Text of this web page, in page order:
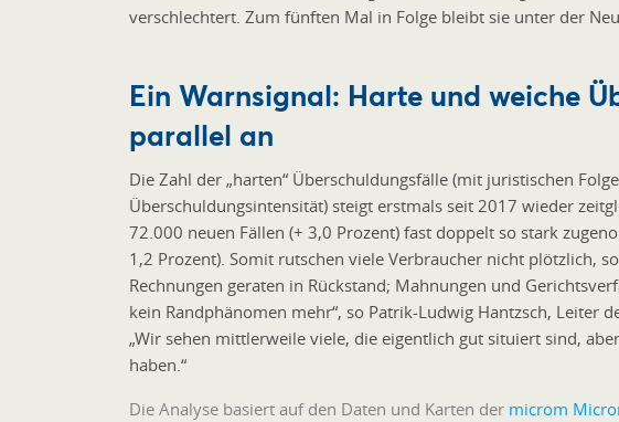
verschlechtert. Zum fünften Mal in Folge bleibt sie unter der
Ein Warnsignal: Harte und weiche
parallel an
Die Zahl der „harten“ Überschuldungsfälle (mit juristischen
Überschuldungsintensität) steigt erstmals seit 2017 wieder
72.000 neuen Fällen (+ 3,0 Prozent) fast doppelt so stark
1,2 Prozent). Somit rutschen viele Verbraucher nicht plötzlich,
Rechnungen geraten in Rückstand; Mahnungen und
kein Randphänomen mehr“, so Patrik-Ludwig Hantzsch, Leiter
„Wir sehen mittlerweile viele, die eigentlich gut situiert sind,
haben.“
Die Analyse basiert auf den Daten und Karten der microm